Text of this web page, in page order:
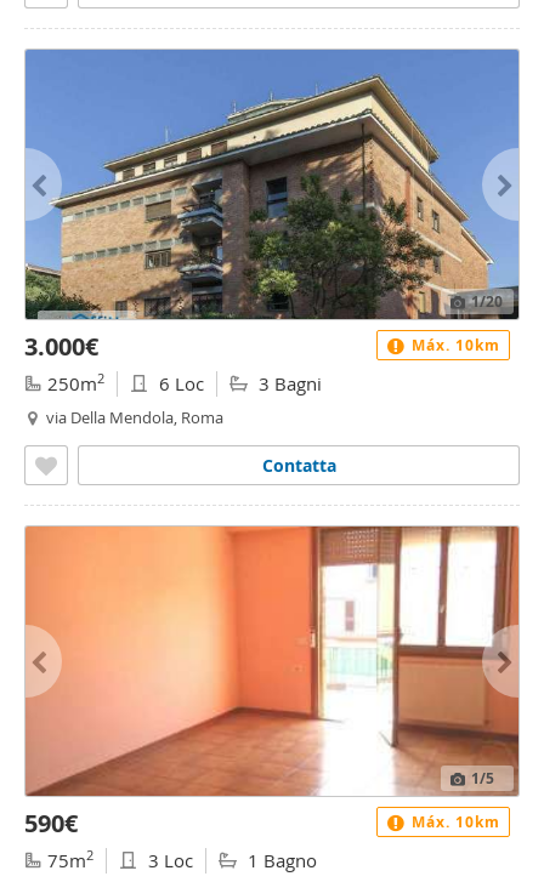
1/20
3.000€
250m2 6 Loc 3 Bagni
via Della Mendola, Roma
Contatta
Máx. 10km
1/5
590€
75m2 3 Loc 1 Bagno
Máx. 10km